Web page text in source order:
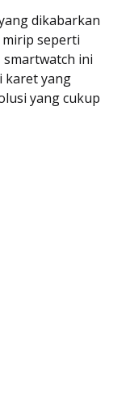
dikabarkan
seperti
smartwatch ini
karet yang
yang cukup